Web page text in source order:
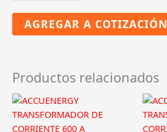
DE
CORRIENTE
AGREGAR A COTIZACIÓN
Productos relacionados